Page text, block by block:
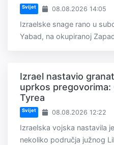
Svijet 08.08.2026 14:05
Izraelske snage rano u
Yabad, na okupiranoj
Izrael nastavio
uprkos
Tyrea
Svijet 08.08.2026 12:22
Izraelska vojska nastavila
nekoliko područja južnog